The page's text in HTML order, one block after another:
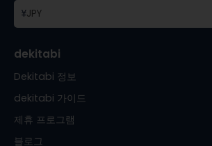
¥JPY
dekitabi
Dekitabi 정보
dekitabi 가이드
제휴 프로그램
블로그